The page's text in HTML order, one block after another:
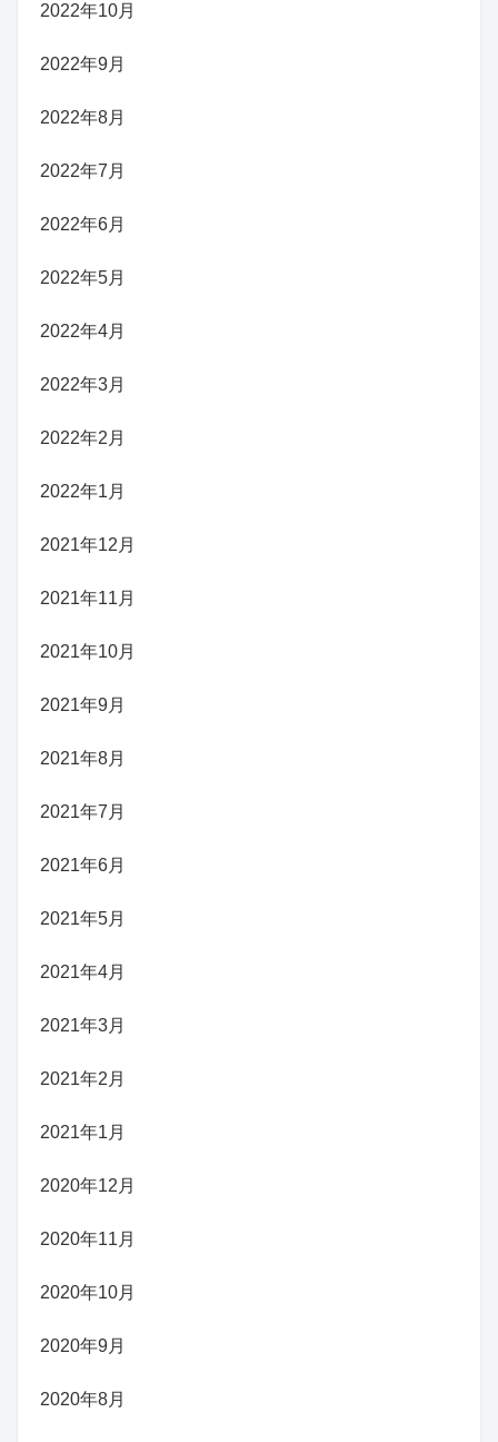
2022年10月
2022年9月
2022年8月
2022年7月
2022年6月
2022年5月
2022年4月
2022年3月
2022年2月
2022年1月
2021年12月
2021年11月
2021年10月
2021年9月
2021年8月
2021年7月
2021年6月
2021年5月
2021年4月
2021年3月
2021年2月
2021年1月
2020年12月
2020年11月
2020年10月
2020年9月
2020年8月